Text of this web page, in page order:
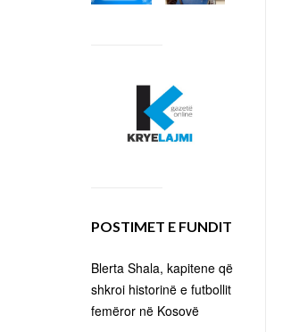
POSTIMET E FUNDIT
Blerta Shala, kapitene që
shkroi historinë e futbollit
femëror në Kosovë